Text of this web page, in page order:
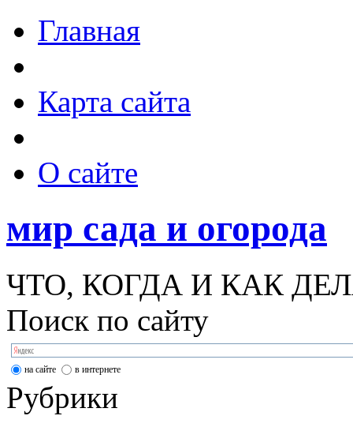
Главная
Карта сайта
О сайте
мир сада и огорода
ЧТО, КОГДА И КАК
Поиск по сайту
на сайте в интернете
Рубрики